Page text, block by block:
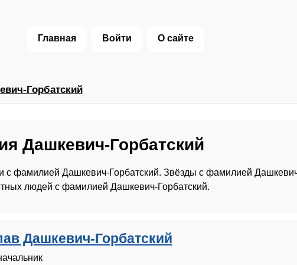
Главная Войти О сайте
Горбатский
Дашкевич-Горбатский
с фамилией Дашкевич-Горбатский. Звёзды с фамилией
людей с фамилией Дашкевич-Горбатский.
Дашкевич-Горбатский